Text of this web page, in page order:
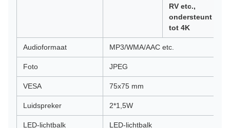
RV etc.,
ondersteunt
tot 4K
Audioformaat MP3/WMA/AAC etc.
Foto JPEG
VESA 75x75 mm
Luidspreker 2*1,5W
LED-lichtbalk LED-lichtbalk